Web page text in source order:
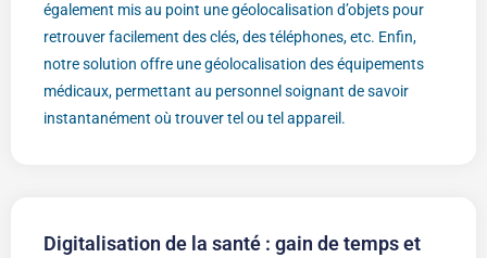
également mis au point une géolocalisation d’objets pour
retrouver facilement des clés, des téléphones, etc. Enfin,
notre solution offre une géolocalisation des équipements
médicaux, permettant au personnel soignant de savoir
instantanément où trouver tel ou tel appareil.
Digitalisation de la santé : gain de temps et